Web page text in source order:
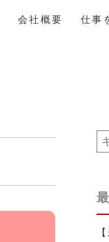
会社概要 仕事